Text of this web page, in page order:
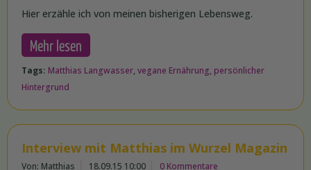
Hier erzähle ich von meinen bisherigen Lebensweg.
Mehr lesen
Tags: Matthias Langwasser, vegane Ernährung, persönlicher
Hintergrund
Interview mit Matthias im Wurzel Magazin
Von: Matthias 18.09.15 10:00 0 Kommentare